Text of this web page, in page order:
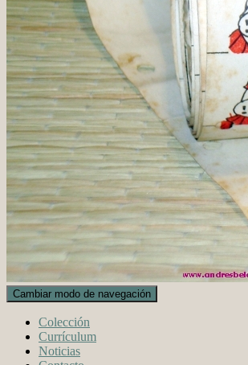
Cambiar modo de navegación
Colección
Currículum
Noticias